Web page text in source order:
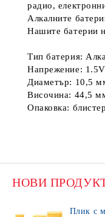
радио,
Алкалните
Нашите батерии
Тип батерия:
Напрежение: 1.5V
Диаметър: 10,5
Височина: 44,5
Опаковка:
НОВИ
Плик с мехури СМЗЛ 290/370